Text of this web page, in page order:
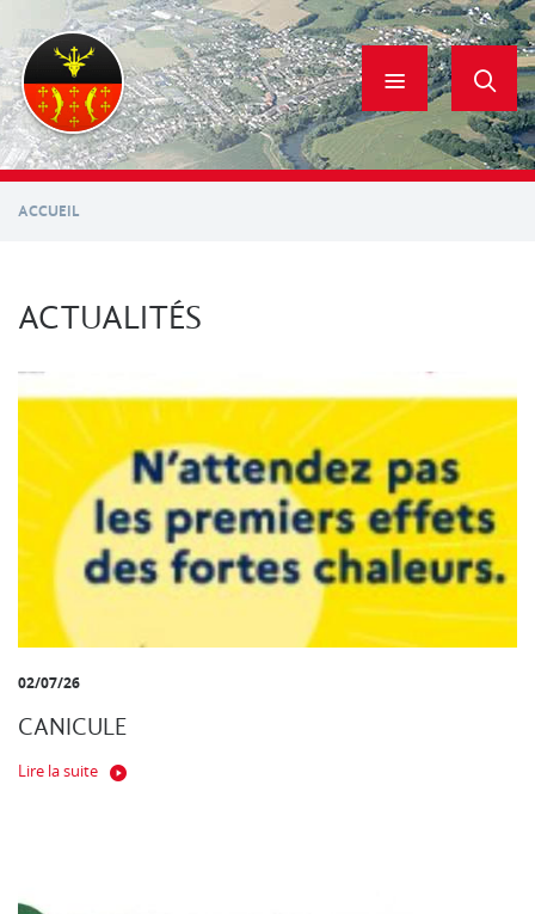
contenu
principal
ACCUEIL
ACTUALITÉS
02/07/26
CANICULE
Lire la suite